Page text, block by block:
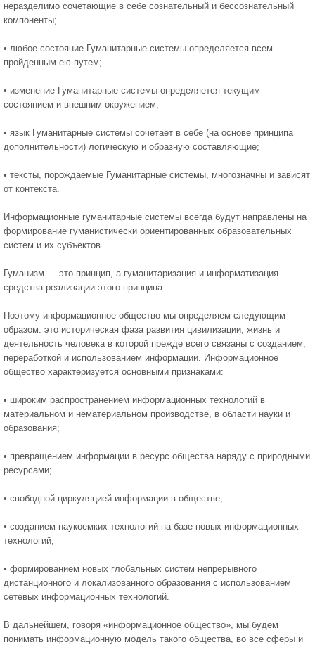
неразделимо сочетающие в себе сознательный и бессознательный
компоненты;
• любое состояние Гуманитарные системы определяется всем
пройденным ею путем;
• изменение Гуманитарные системы определяется текущим
состоянием и внешним окру­жением;
• язык Гуманитарные системы сочетает в себе (на основе принципа
дополнительности) логическую и образную составляющие;
• тексты, порождаемые Гуманитарные системы, многозначны и зависят
от контекста.
Информационные гуманитарные системы всегда будут направлены на
формирование гуманистически ориентированных образовательных
сис­тем и их субъектов.
Гуманизм — это принцип, а гуманитаризация и информатизация —
средства реализации этого принципа.
Поэтому информационное общество мы определяем следующим
образом: это историческая фаза развития цивилизации, жизнь и
деятель­ность человека в которой прежде всего связаны с созданием,
переработкой и использованием информации. Информационное
общество характеризуется основными признаками:
• широким распространением информационных технологий в
материальном и нематериальном производстве, в области науки и
образо­вания;
• превращением информации в ресурс общества наряду с природными
ресурсами;
• свободной циркуляцией информации в обществе;
• созданием наукоемких технологий на базе новых информационных
технологий;
• формированием новых глобальных систем непрерывного
дистанционного и локализованного образования с использованием
сетевых ин­формационных технологий.
В дальнейшем, говоря «информационное общество», мы будем
понимать информационную модель такого общества, во все сферы и